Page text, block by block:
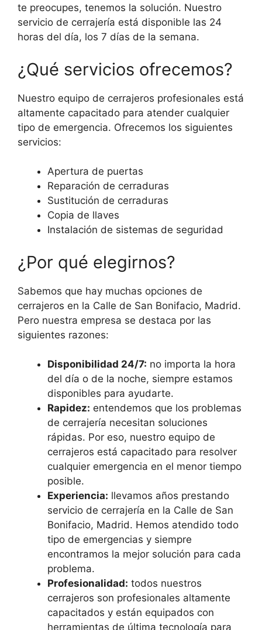
te preocupes, tenemos la solución. Nuestro
servicio de cerrajería está disponible las 24
horas del día, los 7 días de la semana.
¿Qué servicios ofrecemos?
Nuestro equipo de cerrajeros profesionales está
altamente capacitado para atender cualquier
tipo de emergencia. Ofrecemos los siguientes
servicios:
Apertura de puertas
Reparación de cerraduras
Sustitución de cerraduras
Copia de llaves
Instalación de sistemas de seguridad
¿Por qué elegirnos?
Sabemos que hay muchas opciones de
cerrajeros en la Calle de San Bonifacio, Madrid.
Pero nuestra empresa se destaca por las
siguientes razones:
Disponibilidad 24/7: no importa la hora
del día o de la noche, siempre estamos
disponibles para ayudarte.
Rapidez: entendemos que los problemas
de cerrajería necesitan soluciones
rápidas. Por eso, nuestro equipo de
cerrajeros está capacitado para resolver
cualquier emergencia en el menor tiempo
posible.
Experiencia: llevamos años prestando
servicio de cerrajería en la Calle de San
Bonifacio, Madrid. Hemos atendido todo
tipo de emergencias y siempre
encontramos la mejor solución para cada
problema.
Profesionalidad: todos nuestros
cerrajeros son profesionales altamente
capacitados y están equipados con
herramientas de última tecnología para